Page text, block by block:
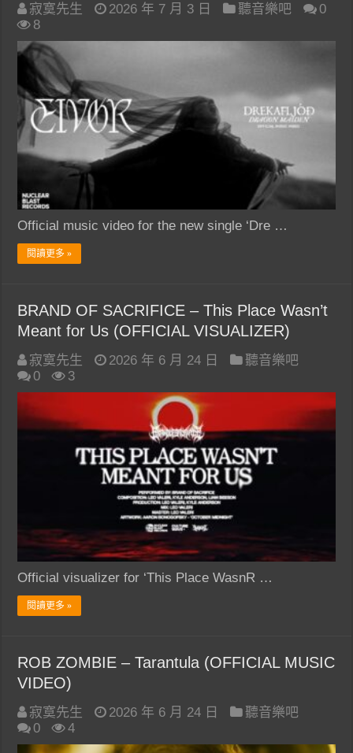
寂寞先生 2026 年 7 月 3 日 聽音樂吧
0
8
Official music video for the new single ‘Dre …
閱讀更多 »
BRAND OF SACRIFICE – This Place Wasn’t
Meant for Us (OFFICIAL VISUALIZER)
寂寞先生 2026 年 6 月 24 日
聽音樂吧
0
3
Official visualizer for ‘This Place WasnR …
閱讀更多 »
ROB ZOMBIE – Tarantula (OFFICIAL MUSIC
VIDEO)
寂寞先生 2026 年 6 月 24 日
聽音樂吧
0
4